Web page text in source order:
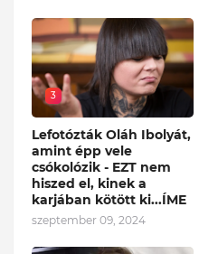
3
Lefotózták Oláh Ibolyát,
amint épp vele
csókolózik - EZT nem
hiszed el, kinek a
karjában kötött ki...ÍME
szeptember 09, 2024